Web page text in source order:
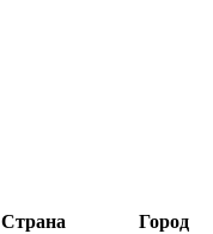
Страна Город